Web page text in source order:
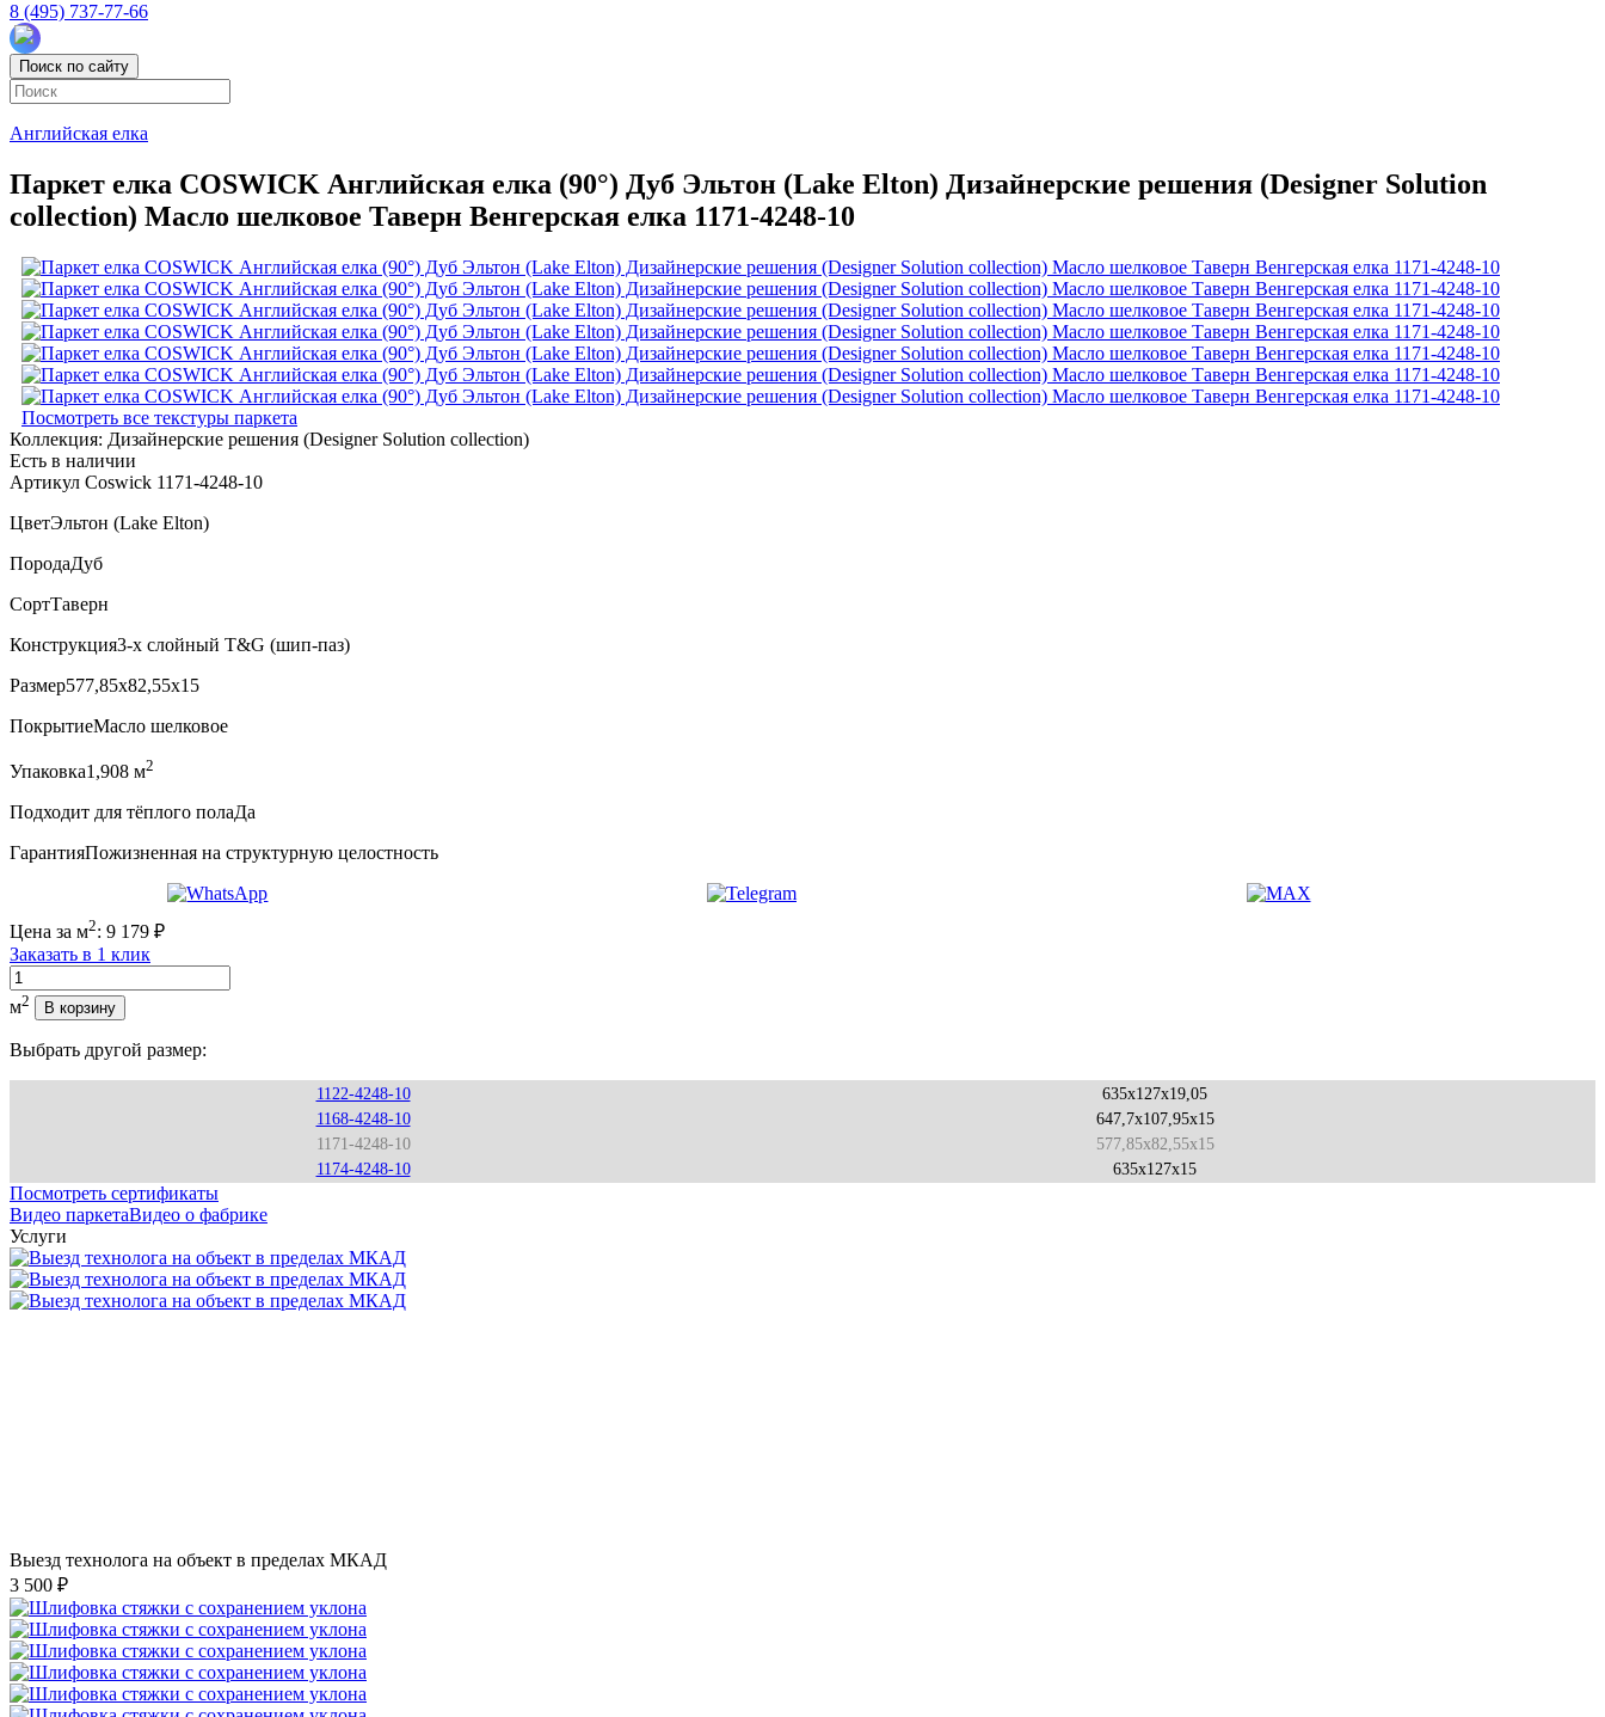
8 (495) 737-77-66
Поиск по сайту
Английская елка
Паркет елка COSWICK Английская елка (90°) Дуб Эльтон (Lake Elton) Дизайнерские решения (Designer Solution
collection) Масло шелковое Таверн Венгерская елка 1171-4248-10
Посмотреть все текстуры паркета
Коллекция: Дизайнерские решения (Designer Solution collection)
Есть в наличии
Артикул Coswick 1171-4248-10
ЦветЭльтон (Lake Elton)
ПородаДуб
СортТаверн
Конструкция3-х слойный T&G (шип-паз)
Размер577,85x82,55x15
ПокрытиеМасло шелковое
Упаковка1,908 м2
Подходит для тёплого полаДа
ГарантияПожизненная на структурную целостность
Цена за м2: 9 179 ₽
Заказать в 1 клик
Количество
м2 В корзину
Выбрать другой размер:
1122-4248-10
635x127x19,05
1168-4248-10
647,7x107,95x15
1171-4248-10
577,85x82,55x15
1174-4248-10
635x127x15
Посмотреть сертификаты
Видео паркетаВидео о фабрике
Услуги
Выезд технолога на объект в пределах МКАД
3 500 ₽